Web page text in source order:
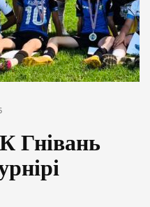
Гнівань